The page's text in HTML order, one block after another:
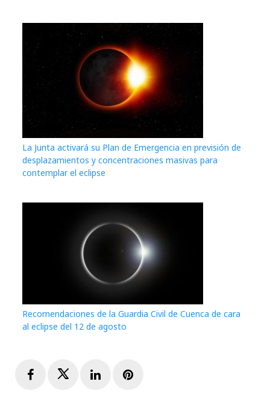
La Junta activará su Plan de Emergencia en previsión de
desplazamientos y concentraciones masivas para
contemplar el eclipse
Recomendaciones de la Guardia Civil de Cuenca de cara
al eclipse del 12 de agosto
FacebookTwitterLinkedInPinterest